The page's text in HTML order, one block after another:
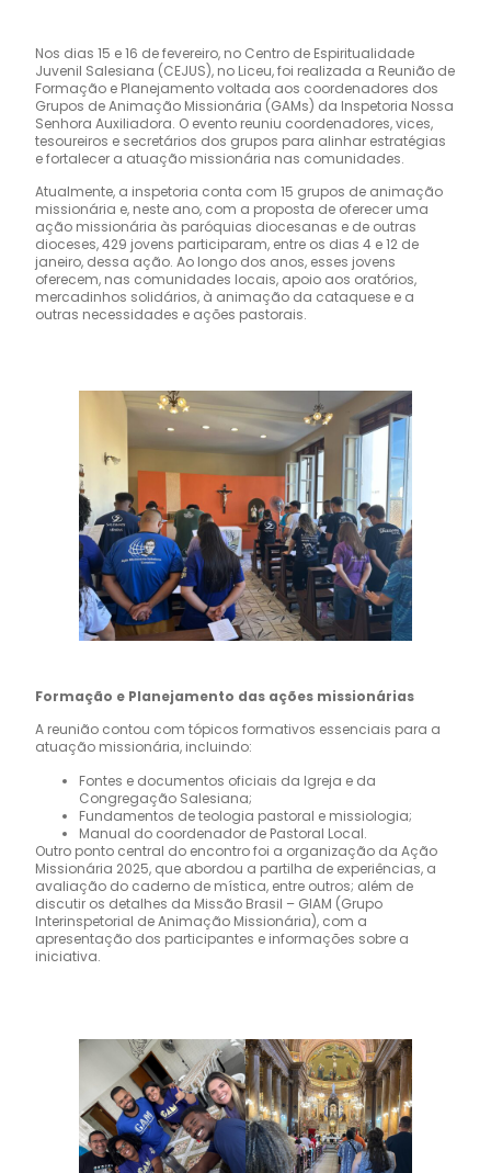
Nos dias 15 e 16 de fevereiro, no Centro de Espiritualidade
Juvenil Salesiana (CEJUS), no Liceu, foi realizada a Reunião de
Formação e Planejamento voltada aos coordenadores dos
Grupos de Animação Missionária (GAMs) da Inspetoria Nossa
Senhora Auxiliadora. O evento reuniu coordenadores, vices,
tesoureiros e secretários dos grupos para alinhar estratégias
e fortalecer a atuação missionária nas comunidades.
Atualmente, a inspetoria conta com 15 grupos de animação
missionária e, neste ano, com a proposta de oferecer uma
ação missionária às paróquias diocesanas e de outras
dioceses, 429 jovens participaram, entre os dias 4 e 12 de
janeiro, dessa ação. Ao longo dos anos, esses jovens
oferecem, nas comunidades locais, apoio aos oratórios,
mercadinhos solidários, à animação da cataquese e a
outras necessidades e ações pastorais.
Formação e Planejamento das ações missionárias
A reunião contou com tópicos formativos essenciais para a
atuação missionária, incluindo:
Fontes e documentos oficiais da Igreja e da
Congregação Salesiana;
Fundamentos de teologia pastoral e missiologia;
Manual do coordenador de Pastoral Local.
Outro ponto central do encontro foi a organização da Ação
Missionária 2025, que abordou a partilha de experiências, a
avaliação do caderno de mística, entre outros; além de
discutir os detalhes da Missão Brasil – GIAM (Grupo
Interinspetorial de Animação Missionária), com a
apresentação dos participantes e informações sobre a
iniciativa.